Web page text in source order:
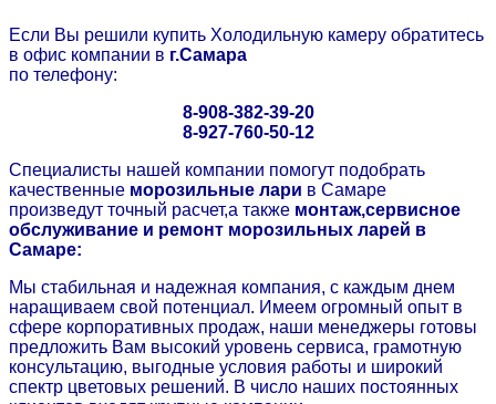
Если Вы решили купить Холодильную камеру обратитесь
в офис компании в г.Самара
по телефону:
8-908-382-39-20
8-927-760-50-12
Cпециалисты нашей компании помогут подобрать
качественные морозильные лари в Самаре
произведут точный расчет,а также монтаж,сервисное
обслуживание и ремонт морозильных ларей в
Самаре:
Мы стабильная и надежная компания, с каждым днем
наращиваем свой потенциал. Имеем огромный опыт в
сфере корпоративных продаж, наши менеджеры готовы
предложить Вам высокий уровень сервиса, грамотную
консультацию, выгодные условия работы и широкий
спектр цветовых решений. В число наших постоянных